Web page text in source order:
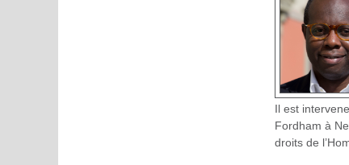
Il est
Fordham à
droits de